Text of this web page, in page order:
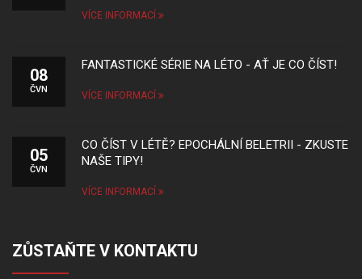
VÍCE INFORMACÍ
08
ČVN
FANTASTICKÉ SÉRIE NA LÉTO - AŤ JE CO ČÍST!
VÍCE INFORMACÍ
05
ČVN
CO ČÍST V LÉTĚ? EPOCHÁLNÍ BELETRII - ZKUSTE
NAŠE TIPY!
VÍCE INFORMACÍ
ZŮSTAŇTE V KONTAKTU